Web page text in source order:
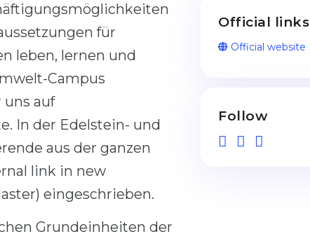
für
leben, lernen und
Campus
auf
In der Edelstein- und
aus der ganzen
link in new
eingeschrieben.
Grundeinheiten der
Official links
Official website
Follow